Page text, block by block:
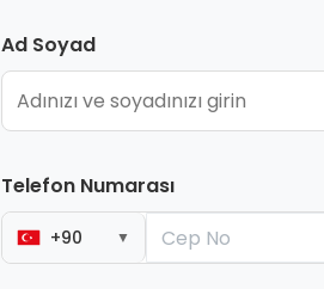
Ad Soyad
Telefon Numarası
+90 ▼